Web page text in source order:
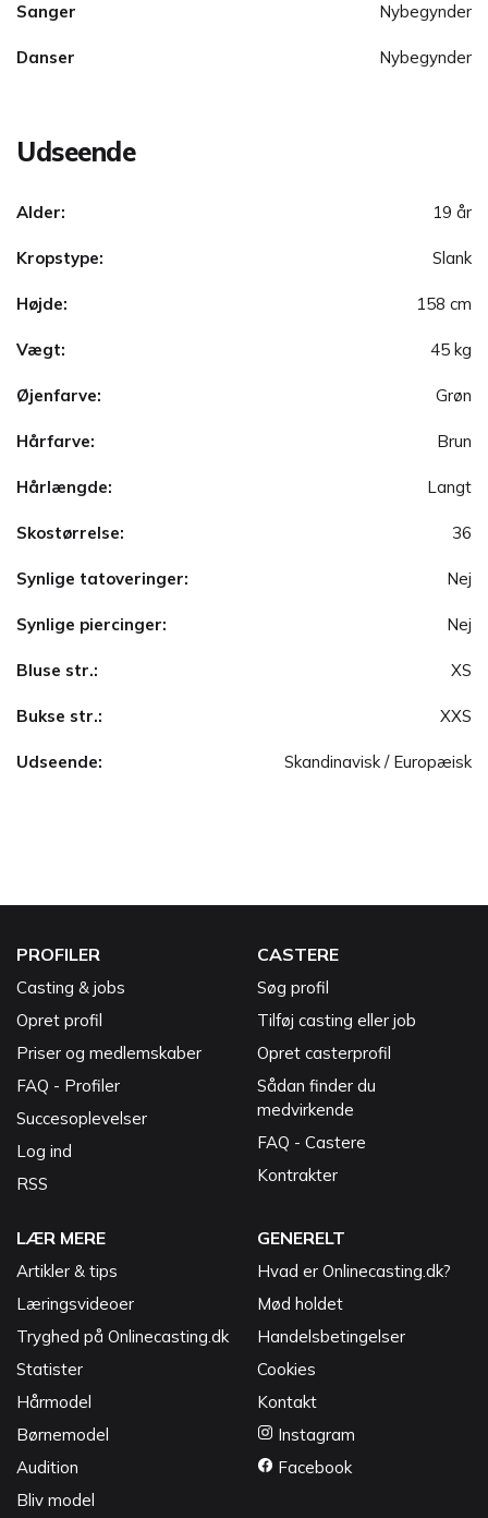
Sanger Nybegynder
Danser Nybegynder
Udseende
Alder: 19 år
Kropstype: Slank
Højde: 158 cm
Vægt: 45 kg
Øjenfarve: Grøn
Hårfarve: Brun
Hårlængde: Langt
Skostørrelse: 36
Synlige tatoveringer: Nej
Synlige piercinger: Nej
Bluse str.: XS
Bukse str.: XXS
Udseende: Skandinavisk / Europæisk
PROFILER
Casting & jobs
Opret profil
Priser og medlemskaber
FAQ - Profiler
Succesoplevelser
Log ind
RSS
CASTERE
Søg profil
Tilføj casting eller job
Opret casterprofil
Sådan finder du
medvirkende
FAQ - Castere
Kontrakter
LÆR MERE
Artikler & tips
Læringsvideoer
Tryghed på Onlinecasting.dk
Statister
Hårmodel
Børnemodel
Audition
Bliv model
GENERELT
Hvad er Onlinecasting.dk?
Mød holdet
Handelsbetingelser
Cookies
Kontakt
Instagram
Facebook